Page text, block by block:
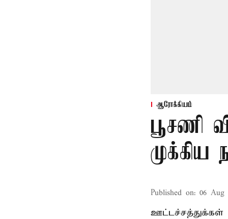
ஆரோக்கியம்
பூசணி
Published on: 06 Aug
ஊட்டச்சத்துக்கள்